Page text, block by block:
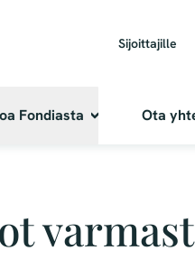
Sijoittajille
Fondiasta Ota